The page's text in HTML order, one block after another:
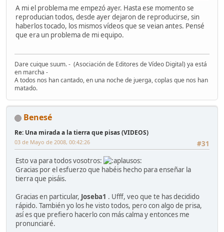
A mi el problema me empezó ayer. Hasta ese momento se
reproducian todos, desde ayer dejaron de reproducirse, sin
haberlos tocado, los mismos vídeos que se veian antes. Pensé
que era un problema de mi equipo.
Dare cuique suum. - (Asociación de Editores de Vídeo Digital) ya está
en marcha -
A todos nos han cantado, en una noche de juerga, coplas que nos han
matado.
Benesé
Re: Una mirada a la tierra que pisas (VIDEOS)
#31
03 de Mayo de 2008, 00:42:26
Esto va para todos vosotros:
Gracias por el esfuerzo que habéis hecho para enseñar la
tierra que pisáis.
Gracias en particular, Joseba1 . Ufff, veo que te has decidido
rápido. También yo los he visto todos, pero con algo de prisa,
así es que prefiero hacerlo con más calma y entonces me
pronunciaré.